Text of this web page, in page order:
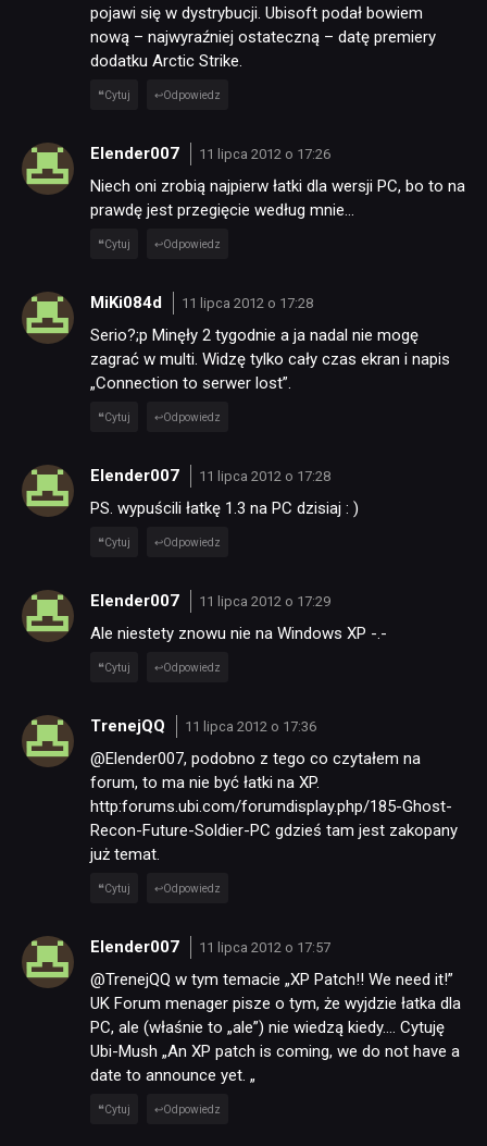
NEWSY
RECENZJE
pojawi się w dystrybucji. Ubisoft podał bowiem
nową – najwyraźniej ostateczną – datę premiery
dodatku Arctic Strike.
Cytuj Odpowiedz
Elender007 11 lipca 2012 o 17:26
Niech oni zrobią najpierw łatki dla wersji PC, bo to na
prawdę jest przegięcie według mnie…
Cytuj Odpowiedz
MiKi084d 11 lipca 2012 o 17:28
Serio?;p Minęły 2 tygodnie a ja nadal nie mogę
zagrać w multi. Widzę tylko cały czas ekran i napis
„Connection to serwer lost”.
Cytuj Odpowiedz
Elender007 11 lipca 2012 o 17:28
PS. wypuścili łatkę 1.3 na PC dzisiaj : )
Cytuj Odpowiedz
Elender007 11 lipca 2012 o 17:29
Ale niestety znowu nie na Windows XP -.-
Cytuj Odpowiedz
TrenejQQ 11 lipca 2012 o 17:36
@Elender007, podobno z tego co czytałem na
forum, to ma nie być łatki na XP.
http:forums.ubi.com/forumdisplay.php/185-Ghost-
Recon-Future-Soldier-PC gdzieś tam jest zakopany
już temat.
Cytuj Odpowiedz
Elender007 11 lipca 2012 o 17:57
@TrenejQQ w tym temacie „XP Patch!! We need it!”
UK Forum menager pisze o tym, że wyjdzie łatka dla
PC, ale (właśnie to „ale”) nie wiedzą kiedy…. Cytuję
Ubi-Mush „An XP patch is coming, we do not have a
date to announce yet. „
Cytuj Odpowiedz